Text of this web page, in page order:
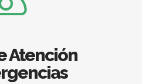
Atención